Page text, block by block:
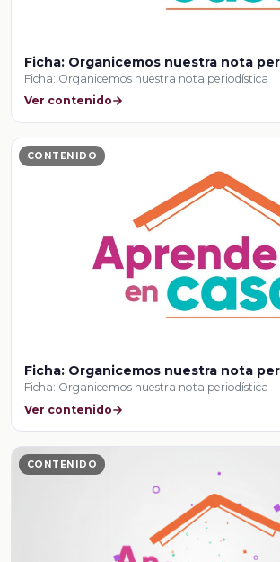
Ficha: Organicemos nuestra nota
Ficha: Organicemos nuestra nota periodística
Ver contenido
CONTENIDO
Ficha: Organicemos nuestra nota
Ficha: Organicemos nuestra nota periodística
Ver contenido
CONTENIDO